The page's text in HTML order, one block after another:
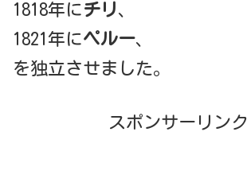
1818年にチリ、
1821年にペルー、
を独立させました。
スポンサーリンク